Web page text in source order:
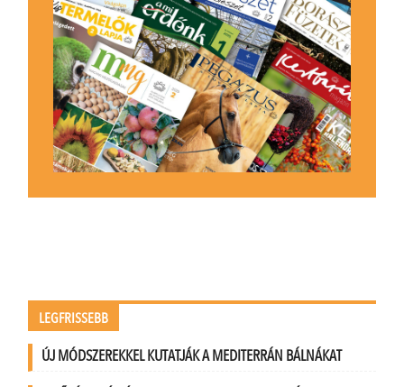
LEGFRISSEBB
ÚJ MÓDSZEREKKEL KUTATJÁK A MEDITERRÁN BÁLNÁKAT